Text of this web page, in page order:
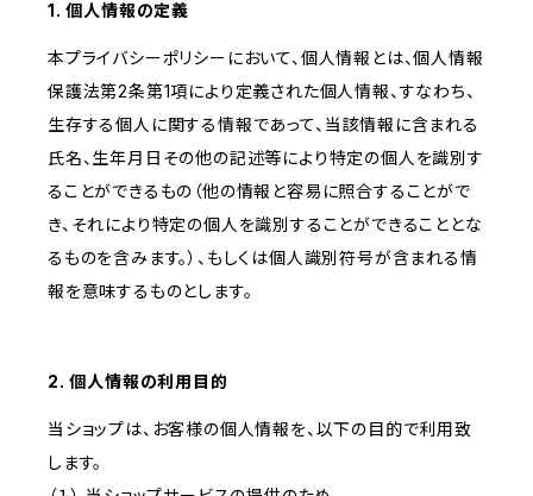
1. 個人情報の定義
本プライバシーポリシーにおいて、個人情報とは、個人情報
保護法第2条第1項により定義された個人情報、すなわち、
生存する個人に関する情報であって、当該情報に含まれる
氏名、生年月日その他の記述等により特定の個人を識別す
ることができるもの（他の情報と容易に照合することがで
き、それにより特定の個人を識別することができることとな
るものを含みます。）、もしくは個人識別符号が含まれる情
報を意味するものとします。
2. 個人情報の利用目的
当ショップは、お客様の個人情報を、以下の目的で利用致
します。